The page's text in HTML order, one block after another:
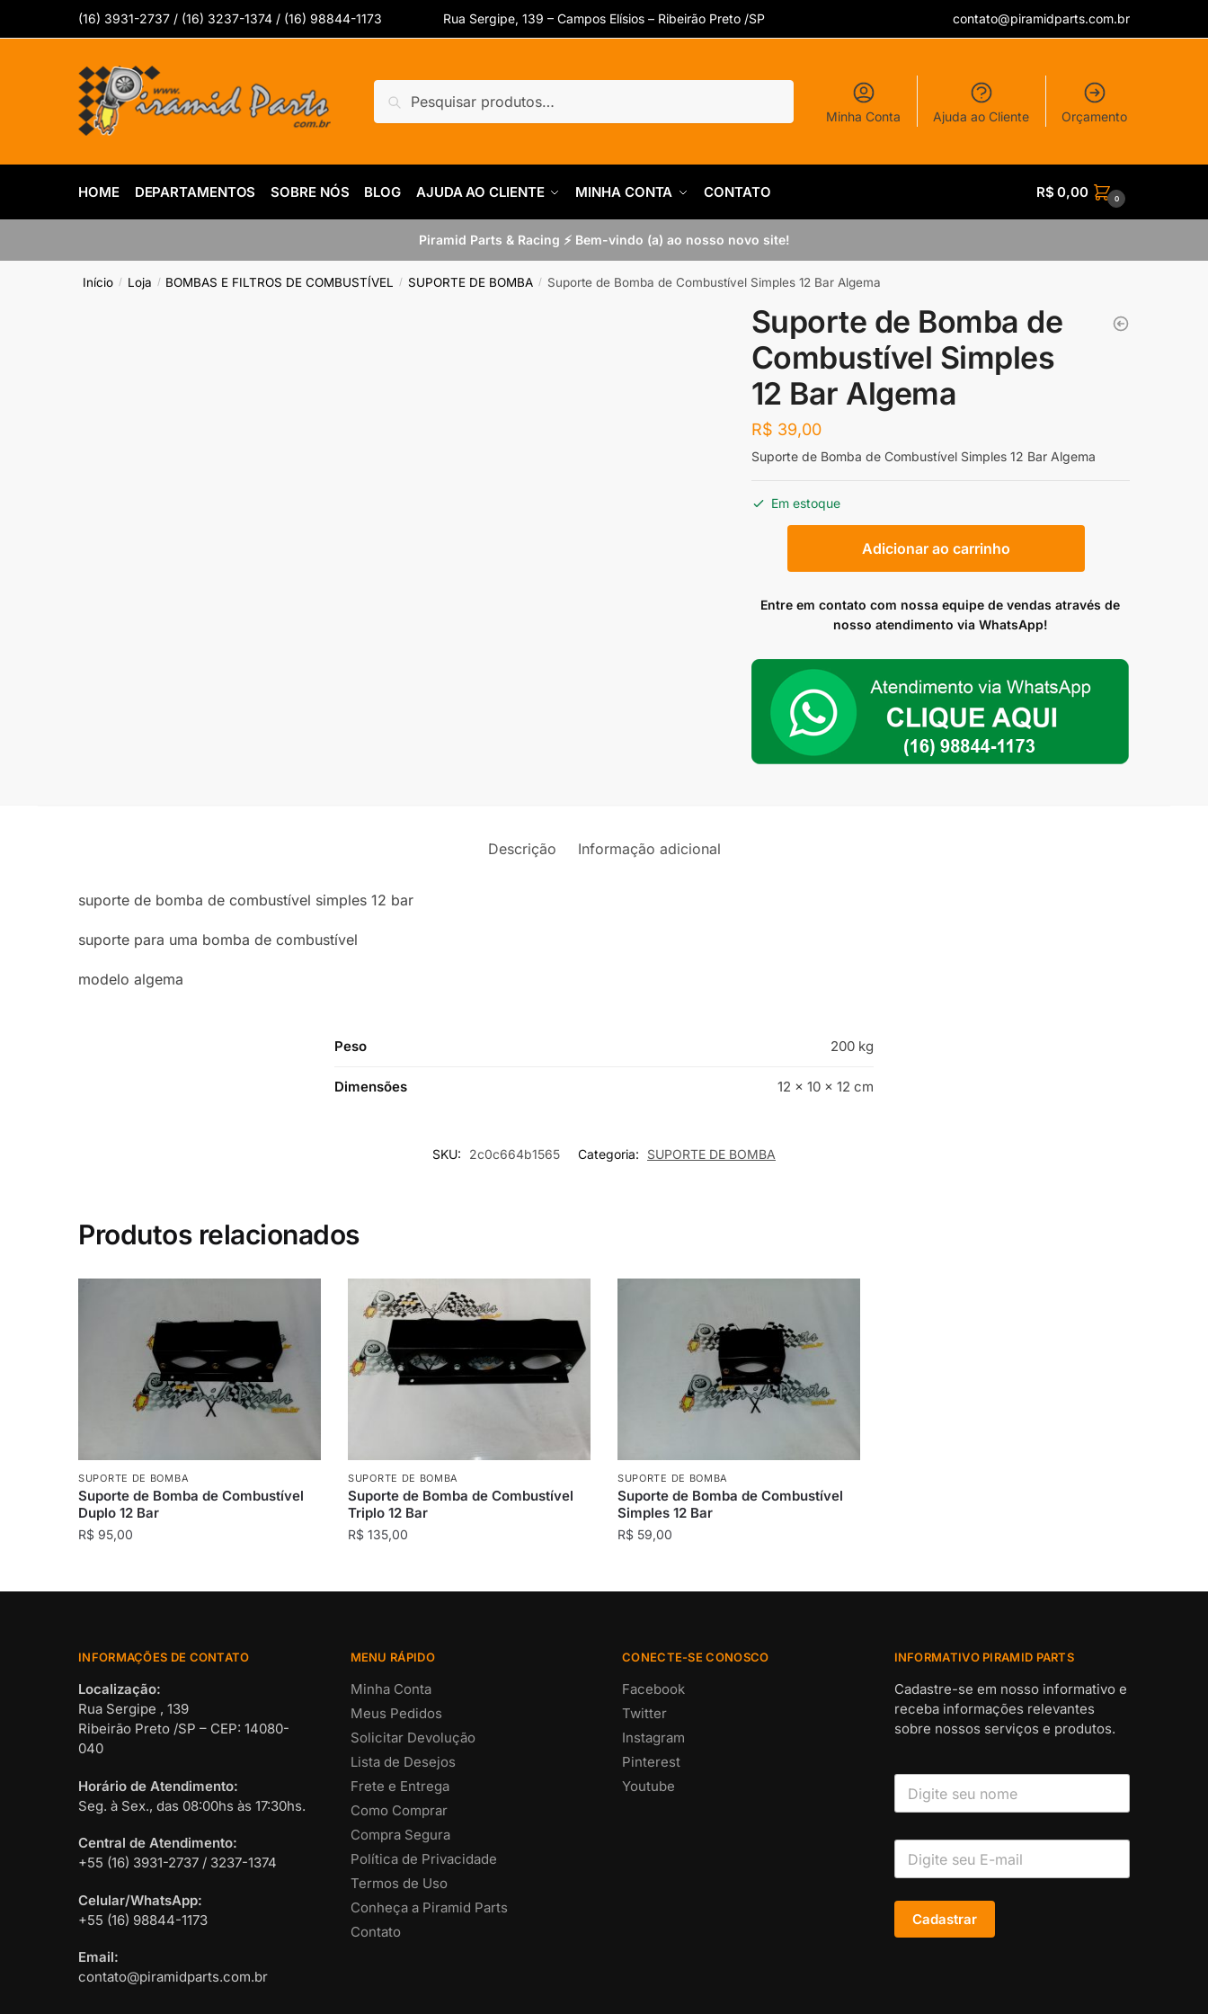
(16) 3931-2737 / (16) 3237-1374 / (16) 98844-1173 Rua Sergipe, 139 – Campos Elísios – Ribeirão Preto /SP contato@piramidparts.com.br
por:
Pesquisar
Minha Conta Ajuda ao Cliente Orçamento
HOME DEPARTAMENTOS SOBRE NÓS BLOG AJUDA AO CLIENTE MINHA CONTA CONTATO R$ 0,00 0
Piramid Parts & Racing ⚡ Bem-vindo (a) ao nosso novo site!
Início / Loja / BOMBAS E FILTROS DE COMBUSTÍVEL / SUPORTE DE BOMBA / Suporte de Bomba de Combustível Simples 12 Bar Algema
Suporte de Bomba de
Combustível Simples
12 Bar Algema
R$ 39,00
Suporte de Bomba de Combustível Simples 12 Bar Algema
Em estoque
de
Combustível
12
Algema
quantidade
Adicionar ao carrinho
Entre em contato com nossa equipe de vendas através de
nosso atendimento via WhatsApp!
Descrição Informação adicional
suporte de bomba de combustível simples 12 bar
suporte para uma bomba de combustível
modelo algema
Peso 200 kg
Dimensões 12 × 10 × 12 cm
SKU: 2c0c664b1565 Categoria: SUPORTE DE BOMBA
Produtos relacionados
SUPORTE DE BOMBA
Suporte de Bomba de Combustível
Duplo 12 Bar
R$ 95,00
SUPORTE DE BOMBA
Suporte de Bomba de Combustível
Triplo 12 Bar
R$ 135,00
SUPORTE DE BOMBA
Suporte de Bomba de Combustível
Simples 12 Bar
R$59,00
INFORMAÇÕES DE CONTATO
Localização:
Rua Sergipe , 139
Ribeirão Preto /SP – CEP: 14080-
040
Horário de Atendimento:
Seg. à Sex., das 08:00hs às 17:30hs.
Central de Atendimento:
+55 (16) 3931-2737 / 3237-1374
Celular/WhatsApp:
+55 (16) 98844-1173
Email:
contato@piramidparts.com.br
MENU RÁPIDO
Minha Conta
Meus Pedidos
Solicitar Devolução
Lista de Desejos
Frete e Entrega
Como Comprar
Compra Segura
Política de Privacidade
Termos de Uso
Conheça a Piramid Parts
Contato
CONECTE-SE CONOSCO
Facebook
Twitter
Instagram
Pinterest
Youtube
INFORMATIVO PIRAMID PARTS
Cadastre-se em nosso informativo e
receba informações relevantes
sobre nossos serviços e produtos.
Cadastrar